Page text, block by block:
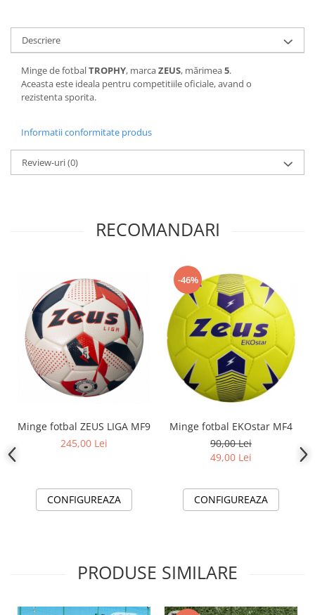
Descriere
Minge de fotbalTROPHY, marcaZEUS, mărimea5.
Aceasta este ideala pentru competitiile oficiale, avand o
rezistenta sporita.
Informatii conformitate produs
Review-uri(0)
RECOMANDARI
Minge fotbal ZEUS LIGA MF9
245,00 Lei
CONFIGUREAZA
-46%
Minge fotbal EKOstar MF4
90,00 Lei
49,00 Lei
CONFIGUREAZA
PRODUSE SIMILARE